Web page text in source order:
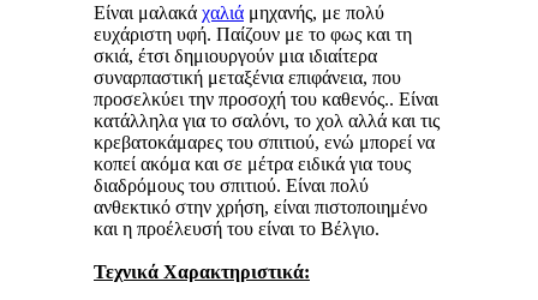
Είναι μαλακά χαλιάμηχανής, με πολύ
ευχάριστη υφή. Παίζουν με το φως και τη
σκιά, έτσι δημιουργούν μια ιδιαίτερα
συναρπαστική μεταξένια επιφάνεια, που
προσελκύει την προσοχή του καθενός.. Είναι
κατάλληλα για το σαλόνι, το χολ αλλά και τις
κρεβατοκάμαρες του σπιτιού, ενώ μπορεί να
κοπεί ακόμα και σε μέτρα ειδικά για τους
διαδρόμους του σπιτιού. Είναι πολύ
ανθεκτικό στην χρήση, είναι πιστοποιημένο
και η προέλευσή του είναι το Βέλγιο.
Τεχνικά Χαρακτηριστικά: